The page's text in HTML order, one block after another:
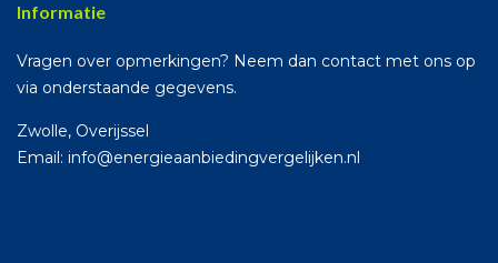
Informatie
Vragen over opmerkingen? Neem dan contact met ons op
via onderstaande gegevens.
Zwolle, Overijssel
Email: info@energieaanbiedingvergelijken.nl